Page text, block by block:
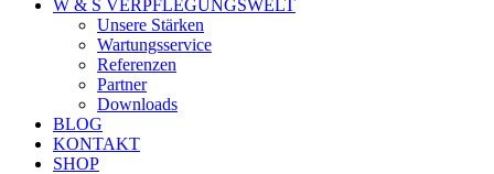
W & S VERPFLEGUNGSWELT
Unsere Stärken
Wartungsservice
Referenzen
Partner
Downloads
BLOG
KONTAKT
SHOP